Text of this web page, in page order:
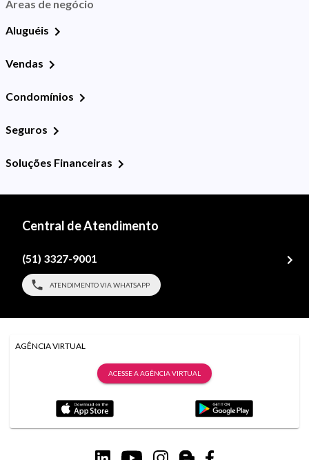
Áreas de negócio
Aluguéis
Vendas
Condomínios
Seguros
Soluções Financeiras
Central de Atendimento
(51) 3327-9001
ATENDIMENTO VIA WHATSAPP
AGÊNCIA VIRTUAL
ACESSE A AGÊNCIA VIRTUAL